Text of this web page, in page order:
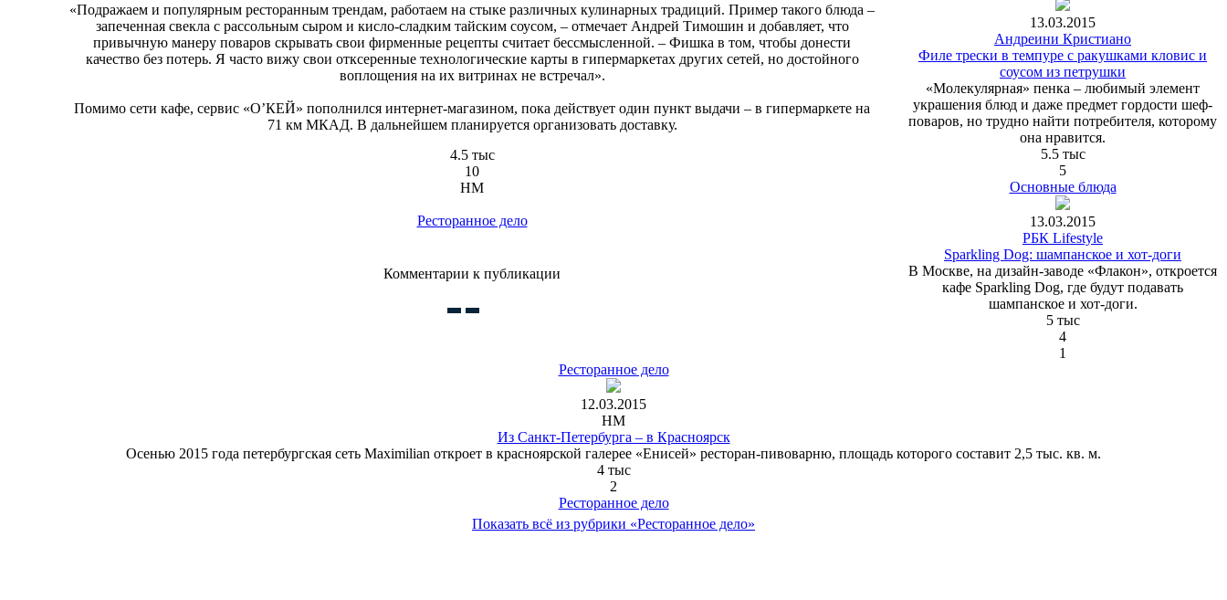
«Подражаем и популярным ресторанным трендам, работаем на стыке различных кулинарных традиций. Пример такого блюда –
запеченная свекла с рассольным сыром и кисло-сладким тайским соусом, – отмечает Андрей Тимошин и добавляет, что
привычную манеру поваров скрывать свои фирменные рецепты считает бессмысленной. – Фишка в том, чтобы донести
качество без потерь. Я часто вижу свои отксеренные технологические карты в гипермаркетах других сетей, но достойного
воплощения на их витринах не встречал».
Помимо сети кафе, сервис «О’КЕЙ» пополнился интернет-магазином, пока действует один пункт выдачи – в гипермаркете на
71 км МКАД. В дальнейшем планируется организовать доставку.
4.5 тыс
10
HM
Ресторанное дело
Комментарии к публикации
13.03.2015
Андреини Кристиано
Филе трески в темпуре с ракушками кловис и
соусом из петрушки
«Молекулярная» пенка – любимый элемент
украшения блюд и даже предмет гордости шеф-
поваров, но трудно найти потребителя, которому
она нравится.
5.5 тыс
5
Основные блюда
13.03.2015
РБК Lifestyle
Sparkling Dog: шампанское и хот-доги
В Москве, на дизайн-заводе «Флакон», откроется
кафе Sparkling Dog, где будут подавать
шампанское и хот-доги.
5 тыс
4
1
Ресторанное дело
12.03.2015
HM
Из Санкт-Петербурга – в Красноярск
Осенью 2015 года петербургская сеть Maximilian откроет в красноярской галерее «Енисей» ресторан-пивоварню, площадь которого составит 2,5 тыс. кв. м.
4 тыс
2
Ресторанное дело
Показать всё из рубрики «Ресторанное дело»